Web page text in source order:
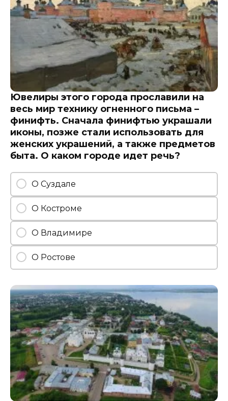
Ювелиры этого города прославили на
весь мир технику огненного письма –
финифть. Сначала финифтью украшали
иконы, позже стали использовать для
женских украшений, а также предметов
быта. О каком городе идет речь?
О Суздале
О Костроме
О Владимире
О Ростове